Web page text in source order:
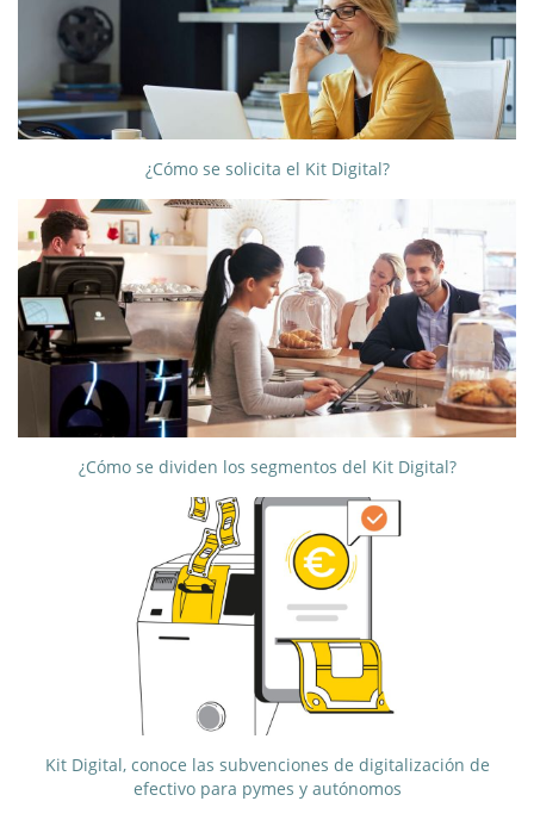
¿Cómo se solicita el Kit Digital?
¿Cómo se dividen los segmentos del Kit Digital?
Kit Digital, conoce las subvenciones de digitalización de
efectivo para pymes y autónomos